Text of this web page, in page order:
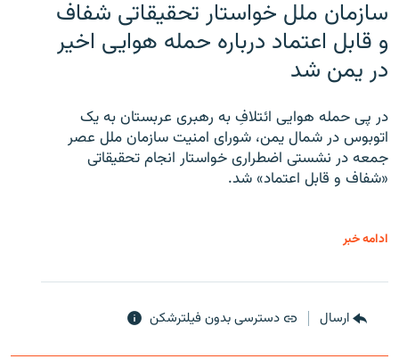
سازمان ملل خواستار تحقیقاتی شفاف
و قابل اعتماد درباره حمله هوایی اخیر
در یمن شد
در پی حمله هوایی ائتلافِ به رهبری عربستان به یک
اتوبوس در شمال یمن، شورای امنیت سازمان ملل عصر
جمعه در نشستی اضطراری خواستار انجام تحقیقاتی
«شفاف و قابل اعتماد» شد.
ادامه خبر
ارسال دسترسی بدون فیلترشکن